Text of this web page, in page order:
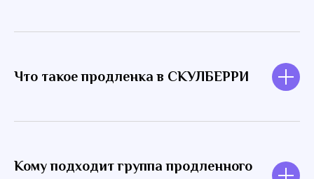
Что такое продленка в СКУЛБЕРРИ
Кому подходит группа продленного